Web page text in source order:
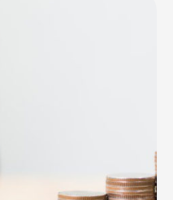
нэмлээ.
сарын 01-ний өдрөөс
1991-1994 онд
иргэний 21.2